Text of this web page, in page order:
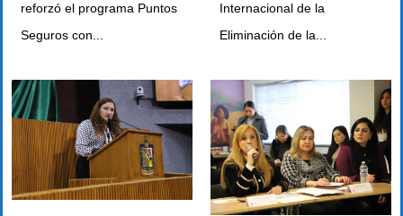
reforzó el programa Puntos
Seguros con...
Internacional de la
Eliminación de la...